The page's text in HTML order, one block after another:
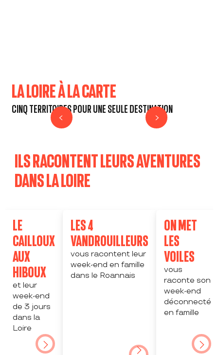
LA LOIRE À LA CARTE
CINQ TERRITOIRES POUR UNE SEULE DESTINATION
LE ROANNAIS
ILS RACONTENT LEURS AVENTURES
DANS LA LOIRE
LE
CAILLOUX
AUX
HIBOUX
et leur
week-end
de 3 jours
dans la
Loire
LES 4
VANDROUILLEURS
vous racontent leur
week-end en famille
dans le Roannais
ON MET
LES
VOILES
vous
raconte son
week-end
déconnecté
en famille